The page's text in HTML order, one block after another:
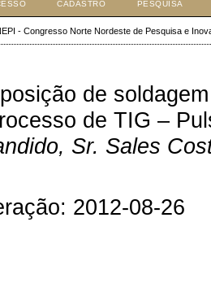
CADASTRO PESQUISA
- Congresso Norte Nordeste de Pesquisa e
de
de TIG –
Sr. Sales
2012-08-26